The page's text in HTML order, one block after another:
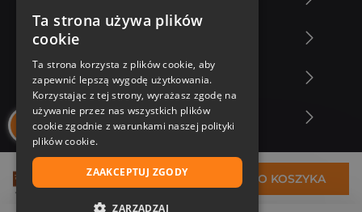
20,94 zł DO KOSZYKA
Zakupy u nas
Nasza oferta
Nasi autorzy
Ta strona używa plików
cookie
Ta strona korzysta z plików cookie, aby
zapewnić lepszą wygodę użytkowania.
Korzystając z tej strony, wyrażasz zgodę na
używanie przez nas wszystkich plików
cookie zgodnie z warunkami naszej polityki
plików cookie.
ZAAKCEPTUJ ZGODY
ZARZĄDZAJ